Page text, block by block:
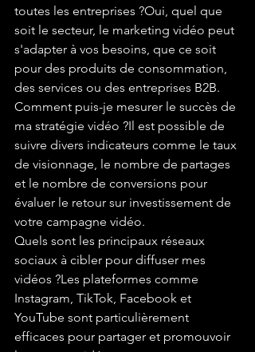
toutes les entreprises ?Oui, quel que
soit le secteur, le marketing vidéo peut
s'adapter à vos besoins, que ce soit
pour des produits de consommation,
des services ou des entreprises B2B.
Comment puis-je mesurer le succès de
ma stratégie vidéo ?Il est possible de
suivre divers indicateurs comme le taux
de visionnage, le nombre de partages
et le nombre de conversions pour
évaluer le retour sur investissement de
votre campagne vidéo.
Quels sont les principaux réseaux
sociaux à cibler pour diffuser mes
vidéos ?Les plateformes comme
Instagram, TikTok, Facebook et
YouTube sont particulièrement
efficaces pour partager et promouvoir